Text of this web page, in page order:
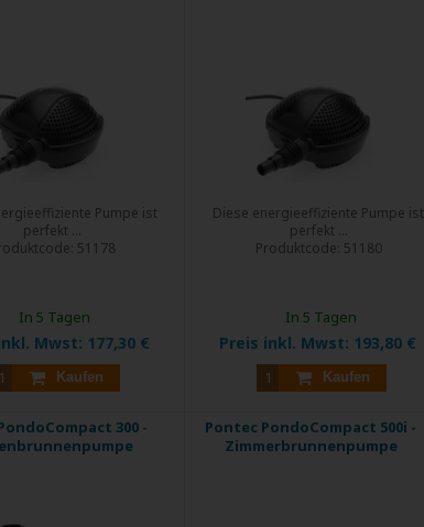
Pumpe ist
perfekt ...
51178
Mwst: 177,30 €
Kaufen
In 5 Tagen
Diese energieeffiziente Pumpe ist
perfekt ...
Produktcode: 51180
Preis inkl. Mwst: 193,80 €
Kaufen
In 5 Tagen
300 -
Pontec PondoCompact 500i -
Zimmerbrunnenpumpe